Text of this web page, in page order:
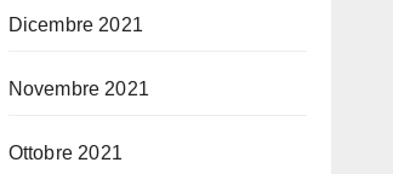
Dicembre 2021
Novembre 2021
Ottobre 2021